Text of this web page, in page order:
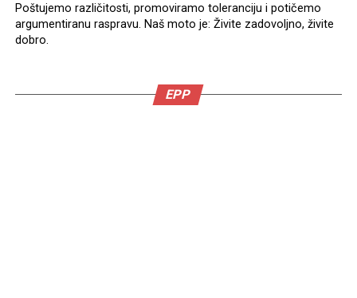
Poštujemo različitosti, promoviramo toleranciju i potičemo
argumentiranu raspravu. Naš moto je: Živite zadovoljno, živite
dobro.
EPP